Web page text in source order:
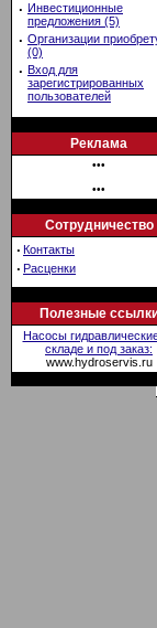
· Инвестиционные
предложения (5)
· Организации
(0)
· Вход для
зарегистрированных
пользователей
Реклама
•••
•••
Сотрудничество
· Контакты
· Расценки
Полезные
Насосы
складе и под заказ:
www.hydroservis.ru